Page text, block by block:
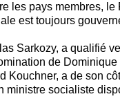
les pays membres,
est toujours
Sarkozy, a qualifié
de
Kouchner, a de son
ministre socialiste